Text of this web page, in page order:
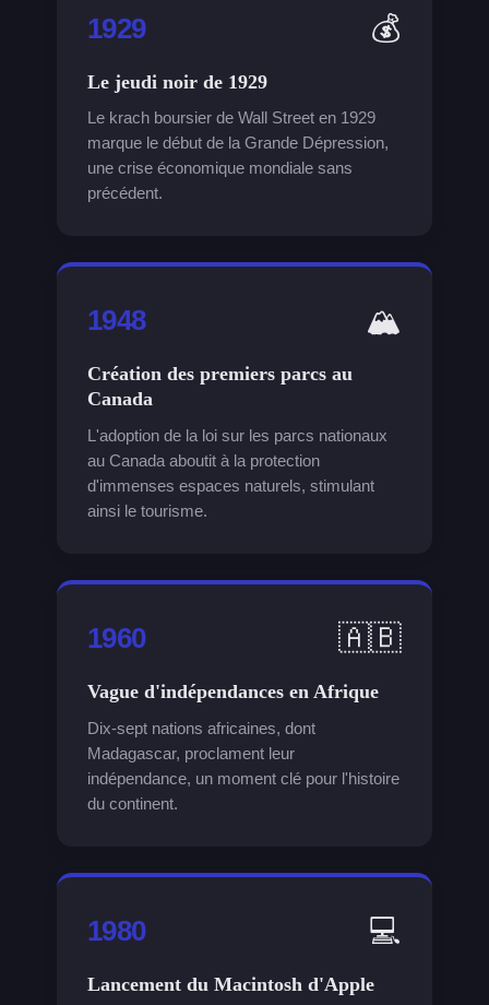
1929 💰
Le jeudi noir de 1929
Le krach boursier de Wall Street en 1929
marque le début de la Grande Dépression,
une crise économique mondiale sans
précédent.
1948 🏔
Création des premiers parcs au
Canada
L'adoption de la loi sur les parcs nationaux
au Canada aboutit à la protection
d'immenses espaces naturels, stimulant
ainsi le tourisme.
1960 🇦🇧
Vague d'indépendances en Afrique
Dix-sept nations africaines, dont
Madagascar, proclament leur
indépendance, un moment clé pour l'histoire
du continent.
1980 💻
Lancement du Macintosh d'Apple